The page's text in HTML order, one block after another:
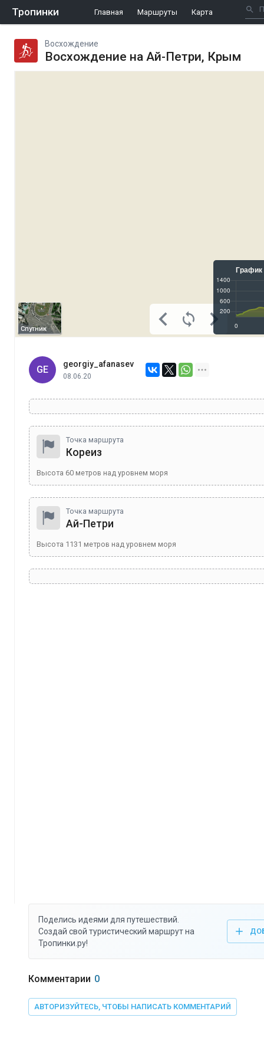
Тропинки Главная Маршруты Карта
Восхождение
Восхождение на Ай-Петри, Крым
Спутник
GE
georgiy_afanasev
08.06.20
Точка маршрута
Кореиз
Высота 60 метров над уровнем моря
Точка маршрута
Ай-Петри
Высота 1131 метров над уровнем моря
Поделись идеями для путешествий.
Создай свой туристический маршрут на
Тропинки.ру!
Комментарии 0
АВТОРИЗУЙТЕСЬ, ЧТОБЫ НАПИСАТЬ КОММЕНТАРИЙ